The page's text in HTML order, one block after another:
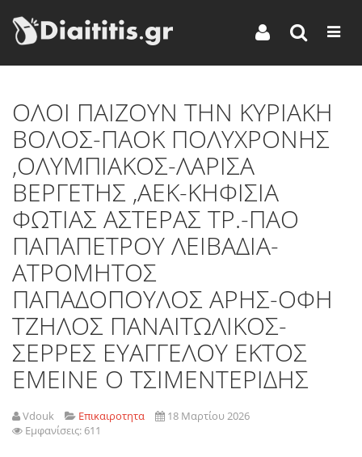
ΟΛΟΙ ΠΑΙΖΟΥΝ ΤΗΝ ΚΥΡΙΑΚΗ
ΒΟΛΟΣ-ΠΑΟΚ ΠΟΛΥΧΡΟΝΗΣ
,ΟΛΥΜΠΙΑΚΟΣ-ΛΑΡΙΣΑ
ΒΕΡΓΕΤΗΣ ,ΑΕΚ-ΚΗΦΙΣΙΑ
ΦΩΤΙΑΣ ΑΣΤΕΡΑΣ ΤΡ.-ΠΑΟ
ΠΑΠΑΠΕΤΡΟΥ ΛΕΙΒΑΔΙΑ-
ΑΤΡΟΜΗΤΟΣ
ΠΑΠΑΔΟΠΟΥΛΟΣ ΑΡΗΣ-ΟΦΗ
ΤΖΗΛΟΣ ΠΑΝΑΙΤΩΛΙΚΟΣ-
ΣΕΡΡΕΣ ΕΥΑΓΓΕΛΟΥ EKTOΣ
ΕΜΕΙΝΕ Ο ΤΣΙΜΕΝΤΕΡΙΔΗΣ
Vdouk Επικαιροτητα
18 Μαρτίου 2026
Εμφανίσεις: 611